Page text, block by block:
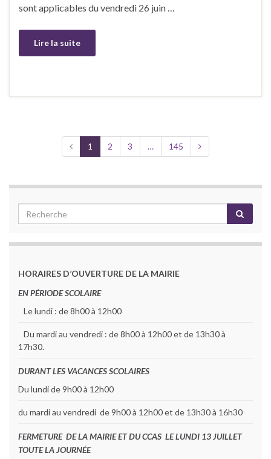
sont applicables du vendredi 26 juin …
Lire la suite
1 2 3 … 145
HORAIRES D’OUVERTURE DE LA MAIRIE
EN PÉRIODE SCOLAIRE
Le lundi : de 8h00 à 12h00
Du mardi au vendredi : de 8h00 à 12h00 et de 13h30 à
17h30.
DURANT LES VACANCES SCOLAIRES
Du lundi de 9h00 à 12h00
du mardi au vendredi de 9h00 à 12h00 et de 13h30 à 16h30
FERMETURE DE LA MAIRIE ET DU CCAS LE LUNDI 13 JUILLET
TOUTE LA JOURNÉE